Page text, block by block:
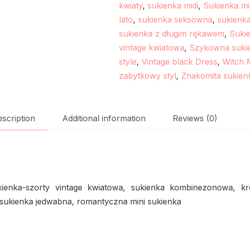
kwiaty, sukienka midi, Sukienka
lato, sukienka seksowna,
sukienka z długim rękawem,
vintage kwiatowa, Szykowna
style, Vintage black Dress, Witch
zabytkowy styl, Znakomita
Additional information Reviews (0)
szorty vintage kwiatowa, sukienka kombinezonowa,
jedwabna, romantyczna mini sukienka